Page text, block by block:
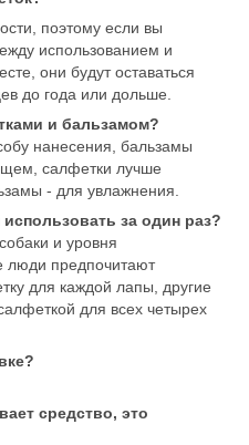
поэтому если вы
использованием и
они будут оставаться
до года или дольше.
и бальзамом?
нанесения, бальзамы
салфетки лучше
- для увлажнения.
за один раз?
и уровня
люди предпочитают
для каждой лапы, другие
для всех четырех
средство, это